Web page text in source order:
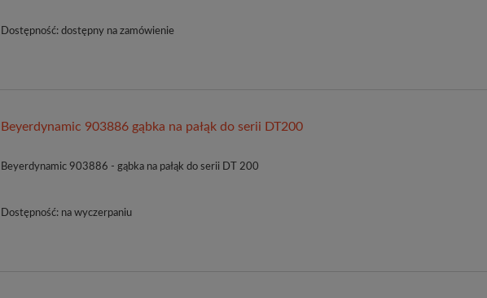
Dostępność: dostępny na zamówienie
Beyerdynamic 903886 gąbka na pałąk do serii DT200
Beyerdynamic 903886 - gąbka na pałąk do serii DT 200
Dostępność: na wyczerpaniu